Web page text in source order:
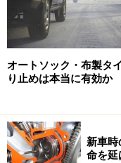
ところが最近では
な画期的な接着方
が出回っているの
す。溶着とは文字
に接合する方法で
ず接合部に溶着剤を
を溶かしながら接合
オートソック・布製タ
り止めは本当に有効か
新車時
命を延